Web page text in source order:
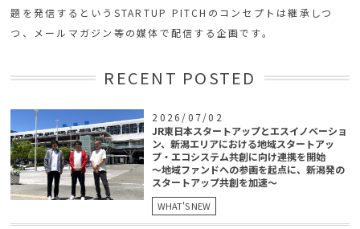
題を発信するというSTARTUP PITCHのコンセプトは継承しつ
つ、メールマガジン等の媒体で配信する企画です。
RECENT POSTED
2026/07/02
JR東日本スタートアップとエスイノベーショ
ン、新潟エリアにおける地域スタートアッ
プ・エコシステム共創に向け連携を開始
〜地域ファンドへの参画を起点に、新潟発の
スタートアップ共創を加速〜
WHAT'S NEW